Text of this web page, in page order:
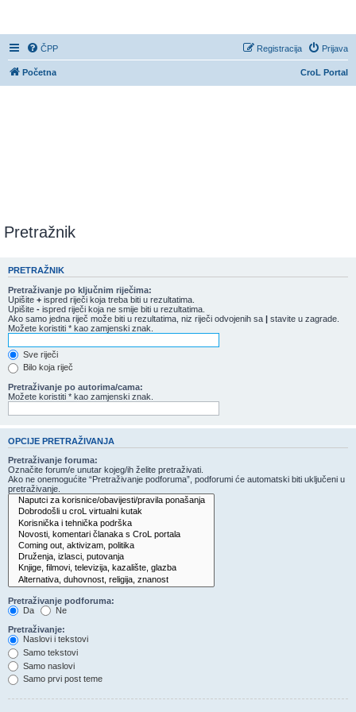
ČPP Prijava
Registracija
CroL Portal
Početna
Pretražnik
PRETRAŽNIK
Pretraživanje po ključnim riječima:
Upišite + ispred riječi koja treba biti u rezultatima.
Upišite - ispred riječi koja ne smije biti u rezultatima.
Ako samo jedna riječ može biti u rezultatima, niz riječi odvojenih sa | stavite u zagrade.
Možete koristiti * kao zamjenski znak.
Sve riječi
Bilo koja riječ
Pretraživanje po autorima/cama:
Možete koristiti * kao zamjenski znak.
OPCIJE PRETRAŽIVANJA
Pretraživanje foruma:
Označite forum/e unutar kojeg/ih želite pretraživati.
Ako ne onemogućite “Pretraživanje podforuma”, podforumi će automatski biti uključeni u
pretraživanje.
Pretraživanje podforuma:
Da
Ne
Pretraživanje:
Naslovi i tekstovi
Samo tekstovi
Samo naslovi
Samo prvi post teme